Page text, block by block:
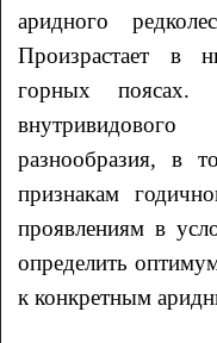
аридного
Произрастает в
горных поясах.
разнообразия, в
признакам
проявлениям в
определить
к конкретным